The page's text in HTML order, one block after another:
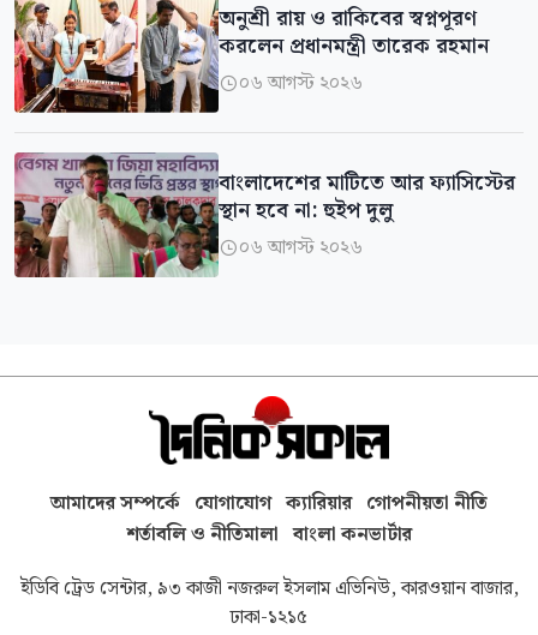
অনুশ্রী রায় ও রাকিবের স্বপ্নপূরণ
করলেন প্রধানমন্ত্রী তারেক রহমান
০৬ আগস্ট ২০২৬
বাংলাদেশের মাটিতে আর ফ্যাসিস্টের
স্থান হবে না: হুইপ দুলু
০৬ আগস্ট ২০২৬
আমাদের সম্পর্কে যোগাযোগ ক্যারিয়ার গোপনীয়তা নীতি
শর্তাবলি ও নীতিমালা বাংলা কনভার্টার
ইডিবি ট্রেড সেন্টার, ৯৩ কাজী নজরুল ইসলাম এভিনিউ, কারওয়ান বাজার,
ঢাকা-১২১৫